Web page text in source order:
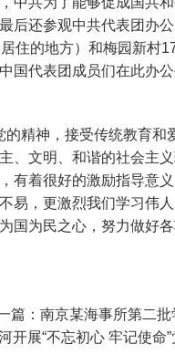
后还参观中共代表团办
住的地方）和梅园新村
国代表团成员们在此办
精神，接受传统教育和
、文明、和谐的社会主
有着很好的激励指导意
易，更激烈我们学习伟
国为民之心，努力做好各
篇：南京某海事所第二
开展“不忘初心 牢记使命